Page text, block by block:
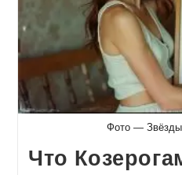
Фото — Звёзды
Что